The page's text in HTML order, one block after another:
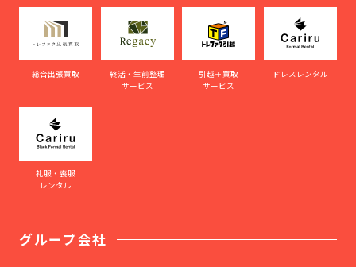
総合出張買取
終活・生前整理
サービス
引越＋買取
サービス
ドレスレンタル
礼服・喪服
レンタル
グループ会社